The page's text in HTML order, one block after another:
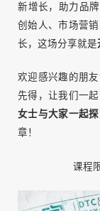
到你想要的答
超级用户运营
用户运营思维
升品牌价值和
更有 深度分享